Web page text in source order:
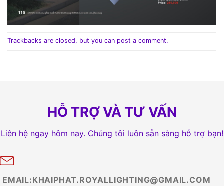
Trackbacks are closed, but you can post a comment.
HỖ TRỢ VÀ TƯ VẤN
Liên hệ ngay hôm nay. Chúng tôi luôn sẵn sàng hỗ trợ bạn!
EMAIL:KHAIPHAT.ROYALLIGHTING@GMAIL.COM